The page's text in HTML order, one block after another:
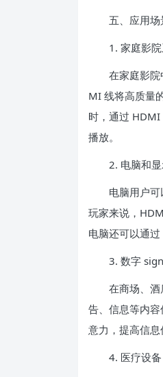
五、应用场
1. 家庭影院
在家庭影院中
MI 线将高质量
时，通过
播放。
2. 电脑和显
电脑用户可以
玩家来说，
电脑还可以通
3. 数字
在商场、酒店
告、信息等内
意力，提高信息
4. 医疗设备